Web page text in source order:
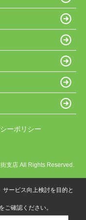
ーポリシー
支店 All Rights Reserved.
ービス向上検討を目的と
をご確認ください。